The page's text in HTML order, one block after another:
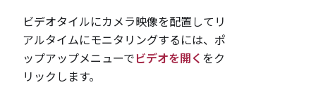
ビデオタイルにカメラ映像を配置してリ
アルタイムにモニタリングするには、ポ
ップアップメニューでビデオを開く をク
リックします。